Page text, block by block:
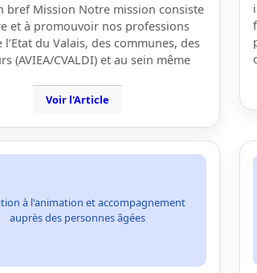
bref Mission Notre mission consiste
et à promouvoir nos professions
l’Etat du Valais, des communes, des
(AVIEA/CVALDI) et au sein même
Voir l'Article
à l'animation et accompagnement
auprès des personnes âgées